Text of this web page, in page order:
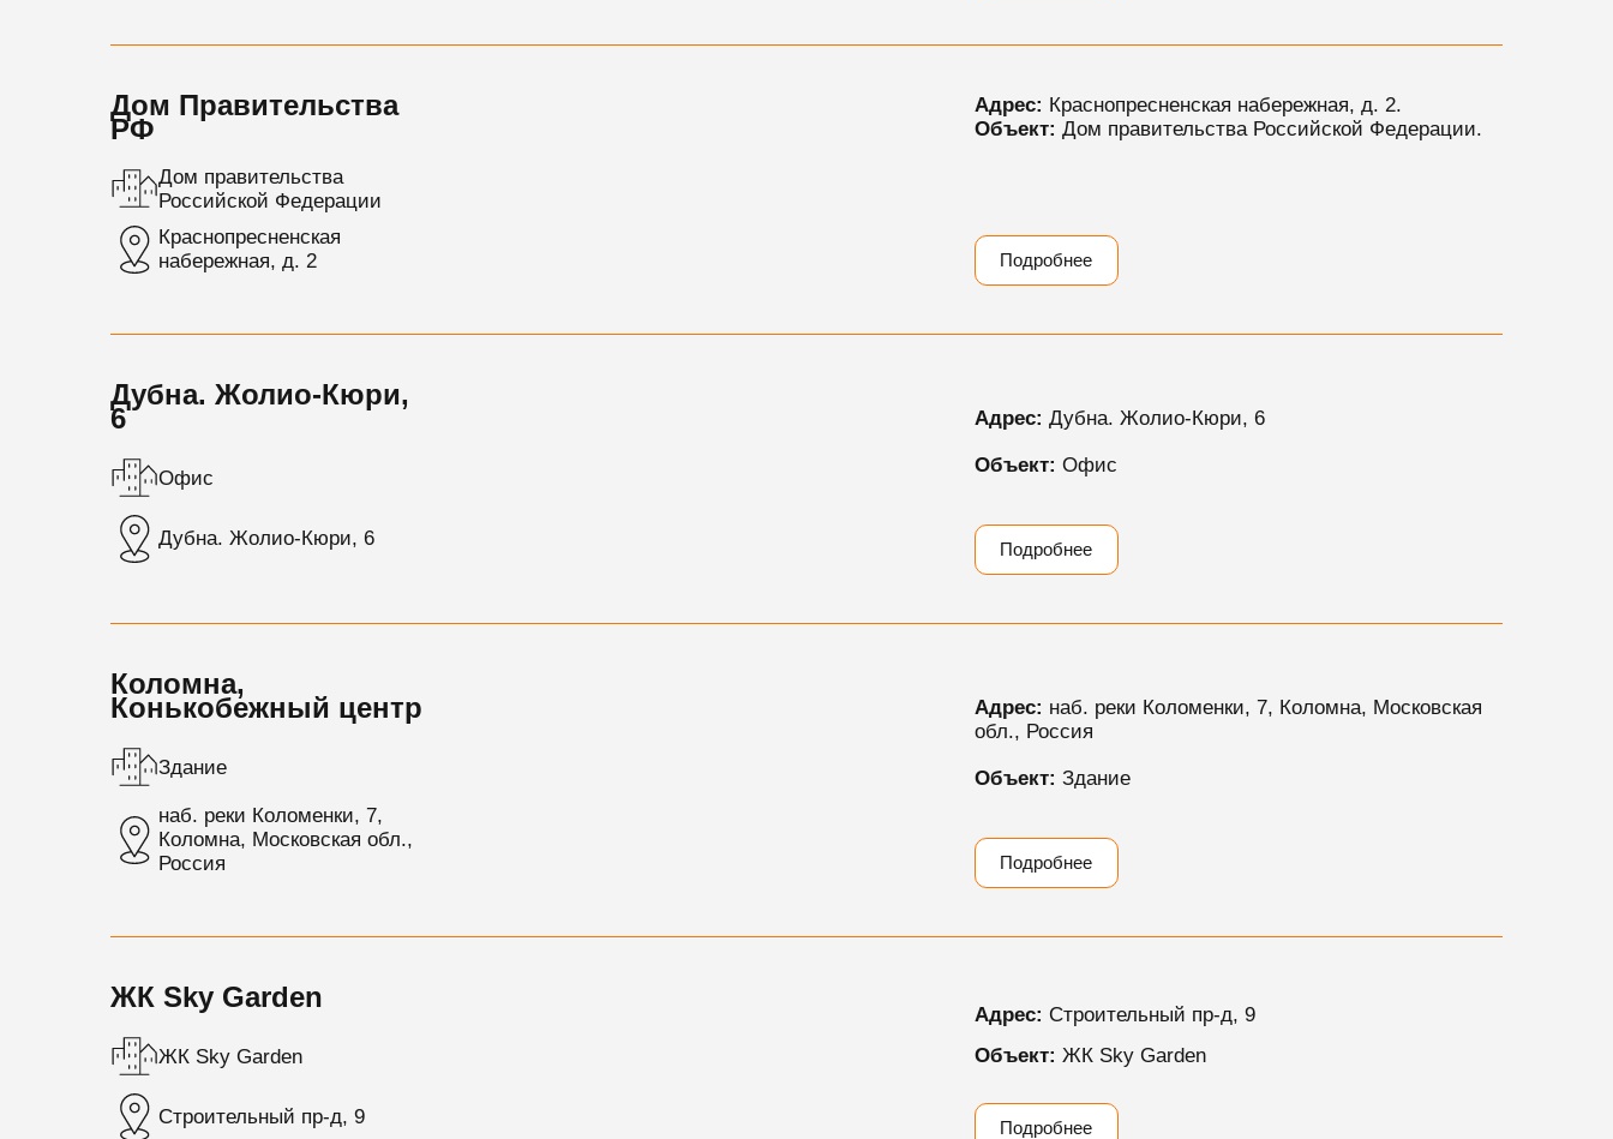
Дом Правительства
РФ
Дом правительства
Российской Федерации
Краснопресненская
набережная, д. 2
Адрес: Краснопресненская набережная, д. 2.
Объект: Дом правительства Российской Федерации.
Подробнее
Дубна. Жолио-Кюри,
6
Офис
Дубна. Жолио-Кюри, 6
Адрес: Дубна. Жолио-Кюри, 6
Объект: Офис
Подробнее
Коломна,
Конькобежный центр
Здание
наб. реки Коломенки, 7,
Коломна, Московская обл.,
Россия
Адрес: наб. реки Коломенки, 7, Коломна, Московская
обл., Россия
Объект: Здание
Подробнее
ЖК Sky Garden
ЖК Sky Garden
Строительный пр-д, 9
Адрес: Строительный пр-д, 9
Объект: ЖК Sky Garden
Подробнее